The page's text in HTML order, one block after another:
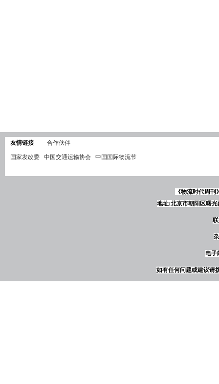
友情链接 合作伙伴
国家发改委 中国交通运输协会 中国国际物流节
《物流时代周
地址:北京市朝阳区曙光
电子
如有任何问题或建议请